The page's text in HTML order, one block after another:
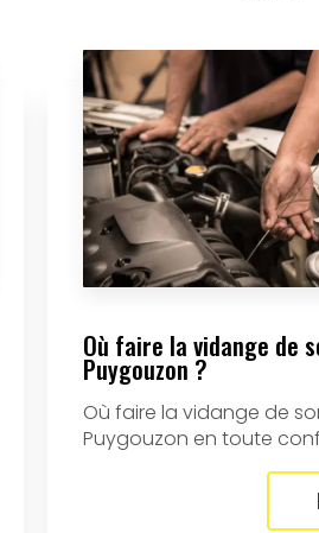
Où faire la vidange de
Puygouzon ?
Où faire la vidange de
Puygouzon en toute